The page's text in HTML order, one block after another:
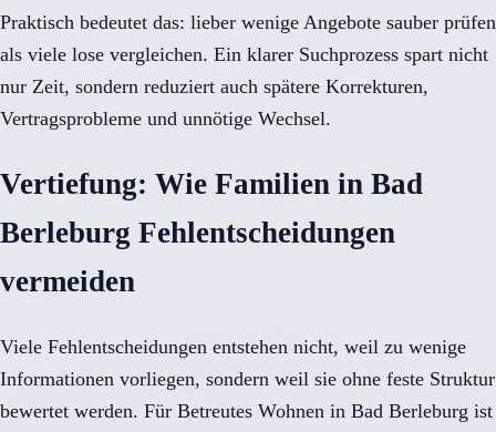
Praktisch bedeutet das: lieber wenige Angebote sauber prüfen
als viele lose vergleichen. Ein klarer Suchprozess spart nicht
nur Zeit, sondern reduziert auch spätere Korrekturen,
Vertragsprobleme und unnötige Wechsel.
Vertiefung: Wie Familien in Bad
Berleburg Fehlentscheidungen
vermeiden
Viele Fehlentscheidungen entstehen nicht, weil zu wenige
Informationen vorliegen, sondern weil sie ohne feste Struktur
bewertet werden. Für Betreutes Wohnen in Bad Berleburg ist